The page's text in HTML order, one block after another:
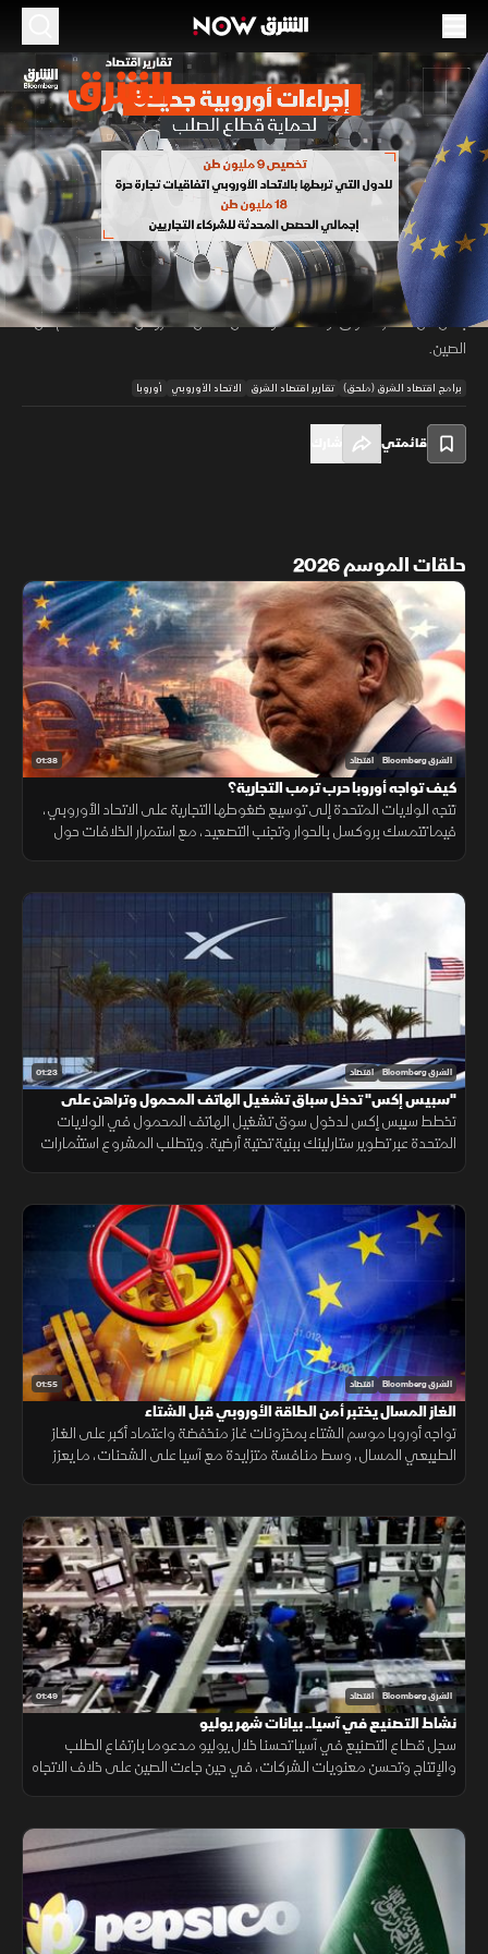
00:12 01:07
الموسم 2026
إجراءات أوروبية جديدة لحماية قطاع الصلب
01:06 اقتصاد
تقارير اقتصاد الشرق
يتجه الاتحاد الأوروبي إلى تشديد إجراءات حماية صناعة الصلب المحلية، عبر رفع
الرسوم على واردات الصلب من شركائه التجاريين إلى 50% بعد استنفاد الحصص
المقررة، في خطوة تستهدف الحد من تدفق المنتجات المدعومة التي تُباع
بأقل من أسعار السوق، وسط مخاوف من فائض المعروض، خاصة القادم من
الصين.
برامج اقتصاد الشرق (ملحق) تقارير اقتصاد الشرق الاتحاد الأوروبي أوروبا
قائمتي
حلقات الموسم 2026
01:38 الشرق Bloomberg اقتصاد
كيف تواجه أوروبا حرب ترمب التجارية؟
تتجه الولايات المتحدة إلى توسيع ضغوطها التجارية على الاتحاد الأوروبي،
فيما تتمسك بروكسل بالحوار وتجنب التصعيد، مع استمرار الخلافات حول
01:23 الشرق Bloomberg اقتصاد
"سبيس إكس" تدخل سباق تشغيل الهاتف المحمول وتراهن على
"ستارلينك"
تخطط سبيس إكس لدخول سوق تشغيل الهاتف المحمول في الولايات
المتحدة عبر تطوير ستارلينك ببنية تحتية أرضية. ويتطلب المشروع استثمارات
01:55 الشرق Bloomberg اقتصاد
الغاز المسال يختبر أمن الطاقة الأوروبي قبل الشتاء
تواجه أوروبا موسم الشتاء بمخزونات غاز منخفضة واعتماد أكبر على الغاز
الطبيعي المسال، وسط منافسة متزايدة مع آسيا على الشحنات، ما يعزز
01:49 الشرق Bloomberg اقتصاد
نشاط التصنيع في آسيا.. بيانات شهر يوليو
سجل قطاع التصنيع في آسيا تحسنا خلال يوليو مدعوما بارتفاع الطلب
والإنتاج وتحسن معنويات الشركات، في حين جاءت الصين على خلاف الاتجاه